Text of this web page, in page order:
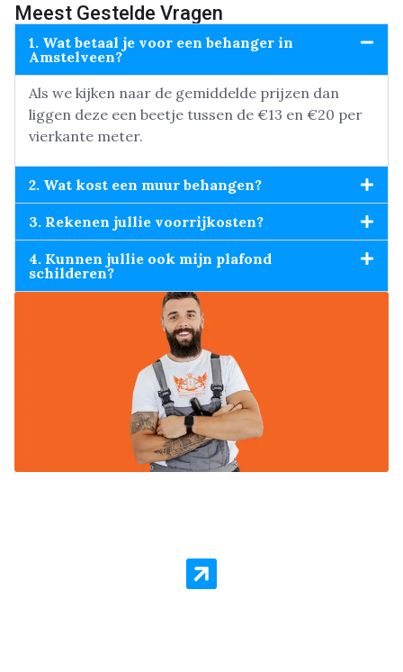
Meest Gestelde Vragen
1. Wat betaal je voor een behanger in
Amstelveen?
Als we kijken naar de gemiddelde prijzen dan
liggen deze een beetje tussen de €13 en €20 per
vierkante meter.
2. Wat kost een muur behangen?
3. Rekenen jullie voorrijkosten?
4. Kunnen jullie ook mijn plafond
schilderen?